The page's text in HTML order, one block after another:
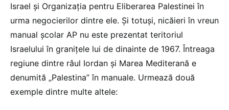
Israel și Organizația pentru Eliberarea Palestinei în
urma negocierilor dintre ele. Și totuși, nicăieri în vreun
manual școlar AP nu este prezentat teritoriul
Israelului în granițele lui de dinainte de 1967. Întreaga
regiune dintre râul Iordan și Marea Mediterană e
denumită „Palestina” în manuale. Urmează două
exemple dintre multe altele: